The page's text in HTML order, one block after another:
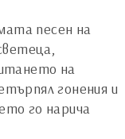
песен на
на
гонения и
го нарича